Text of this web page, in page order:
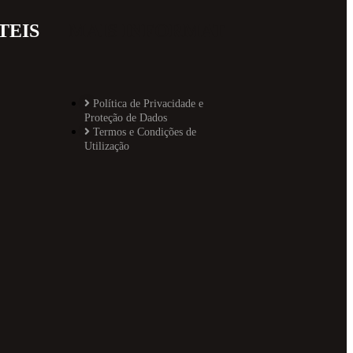
Política de Privacidade e
Proteção de Dados
Termos e Condições de
Utilização